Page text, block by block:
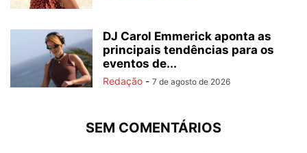
DJ Carol Emmerick aponta as
principais tendências para os
eventos de...
Redação - 7 de agosto de 2026
SEM COMENTÁRIOS